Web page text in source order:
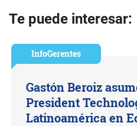
Te puede interesar:
InfoGerentes
Gastón Beroiz
President
Latinoamérica en